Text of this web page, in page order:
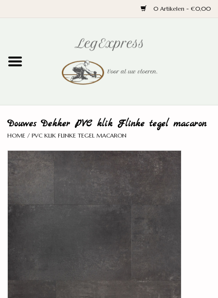
0 Artikelen - €0,00
Parket
Ondervloeren
Plinten
Wand en trap
Douwes Dekker PVC klik Flinke tegel macaron
HOME / PVC KLIK FLINKE TEGEL MACARON